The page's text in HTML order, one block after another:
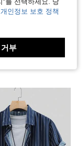
남성 스트라이프 캐주얼 반팔 셔츠
개인정보 보호 정책
부